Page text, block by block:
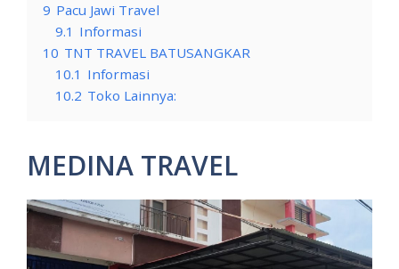
9 Pacu Jawi Travel
9.1 Informasi
10 TNT TRAVEL BATUSANGKAR
10.1 Informasi
10.2 Toko Lainnya:
MEDINA TRAVEL